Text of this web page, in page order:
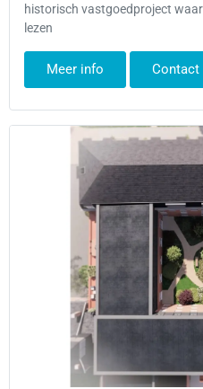
historisch vastgoedproject
lezen
Meer info Contact